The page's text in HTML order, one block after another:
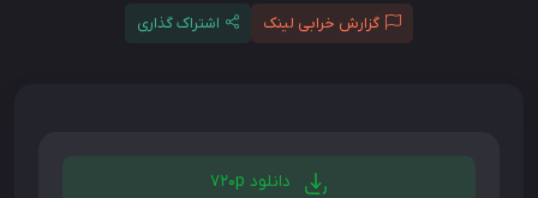
گزارش خرابی لینک اشتراک گذاری
دانلود 720p